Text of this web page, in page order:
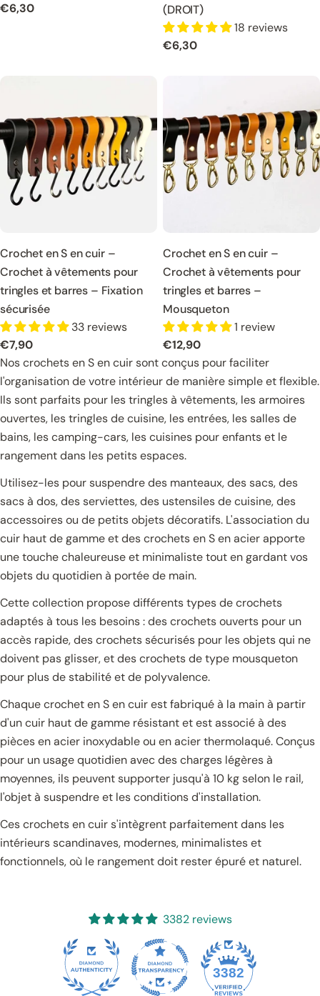
Prix
€6,30
(DROIT)
18 reviews
Prix
€6,30
Crochet en S en cuir –
Crochet à vêtements pour
tringles et barres – Fixation
sécurisée
33 reviews
Prix
normal
€7,90
Crochet en S en cuir –
Crochet à vêtements pour
tringles et barres –
Mousqueton
1 review
Prix
normal
€12,90
Nos crochets en S en cuir sont conçus pour faciliter
l'organisation de votre intérieur de manière simple et flexible.
Ils sont parfaits pour les tringles à vêtements, les armoires
ouvertes, les tringles de cuisine, les entrées, les salles de
bains, les camping-cars, les cuisines pour enfants et le
rangement dans les petits espaces.
Utilisez-les pour suspendre des manteaux, des sacs, des
sacs à dos, des serviettes, des ustensiles de cuisine, des
accessoires ou de petits objets décoratifs. L'association du
cuir haut de gamme et des crochets en S en acier apporte
une touche chaleureuse et minimaliste tout en gardant vos
objets du quotidien à portée de main.
Cette collection propose différents types de crochets
adaptés à tous les besoins : des crochets ouverts pour un
accès rapide, des crochets sécurisés pour les objets qui ne
doivent pas glisser, et des crochets de type mousqueton
pour plus de stabilité et de polyvalence.
Chaque crochet en S en cuir est fabriqué à la main à partir
d'un cuir haut de gamme résistant et est associé à des
pièces en acier inoxydable ou en acier thermolaqué. Conçus
pour un usage quotidien avec des charges légères à
moyennes, ils peuvent supporter jusqu'à 10 kg selon le rail,
l'objet à suspendre et les conditions d'installation.
Ces crochets en cuir s'intègrent parfaitement dans les
intérieurs scandinaves, modernes, minimalistes et
fonctionnels, où le rangement doit rester épuré et naturel.
3382 reviews
3382